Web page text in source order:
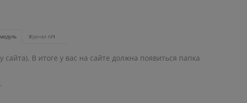
В итоге у вас на сайте должна появиться папка
.